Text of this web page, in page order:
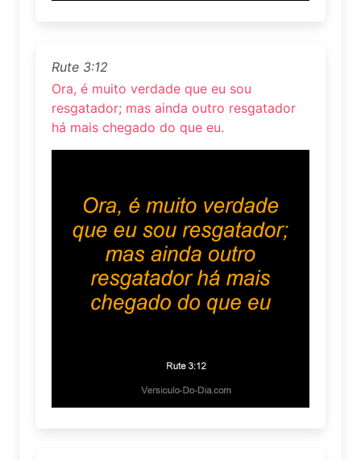
Rute 3:12
Ora, é muito verdade que eu sou
resgatador; mas ainda outro resgatador
há mais chegado do que eu.